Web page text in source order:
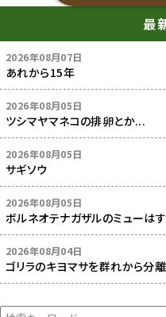
最
2026年08月07日
あれから15年
2026年08月05日
ツシマヤマネコの排卵とか...
2026年08月05日
サギソウ
2026年08月05日
ボルネオテナガザルのミューは
2026年08月04日
ゴリラのキヨマサを群れから分